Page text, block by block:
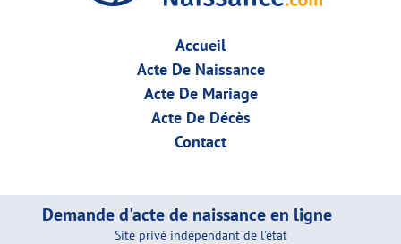
Accueil
Acte De Naissance
Acte De Mariage
Acte De Décès
Contact
Demande d'acte de naissance en ligne
Site privé indépendant de l'état